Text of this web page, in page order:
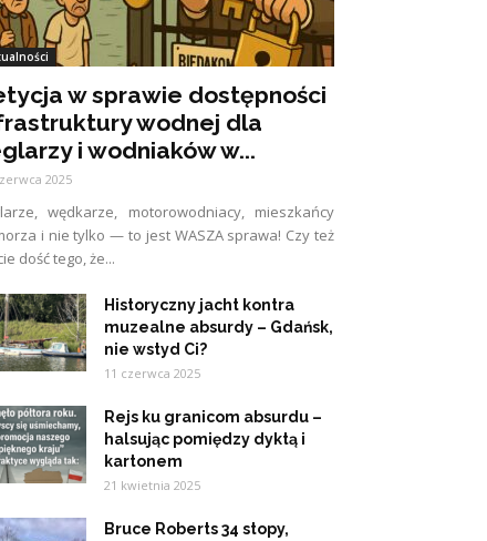
w sprawie dostępności
wodnej dla
i wodniaków w...
2025
wędkarze, motorowodniacy, mieszkańcy
i nie tylko — to jest WASZA sprawa! Czy też
dość tego, że...
Historyczny jacht kontra
muzealne absurdy – Gdańsk,
nie wstyd Ci?
11 czerwca 2025
Rejs ku granicom absurdu –
halsując pomiędzy dyktą i
kartonem
21 kwietnia 2025
Bruce Roberts 34 stopy,